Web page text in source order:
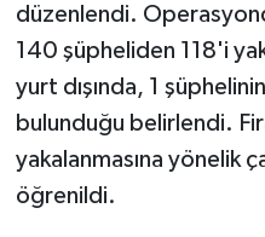
düzenlendi.
140 şüpheliden 118'i
yurt dışında, 1
bulunduğu belirlendi.
yakalanmasına yönelik
öğrenildi.